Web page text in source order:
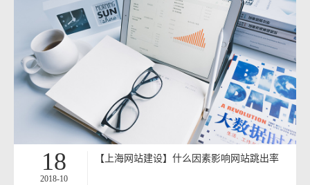
18
2018-10
【上海网站建设】什么因素影响网站跳出率